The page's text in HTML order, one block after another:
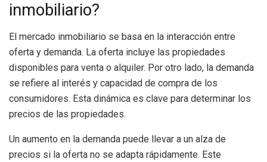
inmobiliario?
El mercado inmobiliario se basa en la interacción entre
oferta y demanda. La oferta incluye las propiedades
disponibles para venta o alquiler. Por otro lado, la demanda
se refiere al interés y capacidad de compra de los
consumidores. Esta dinámica es clave para determinar los
precios de las propiedades.
Un aumento en la demanda puede llevar a un alza de
precios si la oferta no se adapta rápidamente. Este